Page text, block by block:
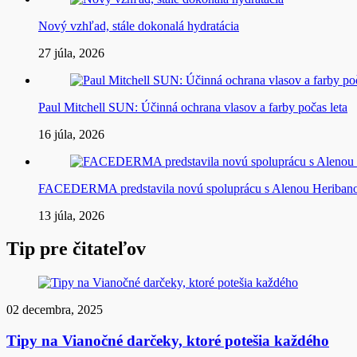
Nový vzhľad, stále dokonalá hydratácia
27 júla, 2026
Paul Mitchell SUN: Účinná ochrana vlasov a farby počas leta
16 júla, 2026
FACEDERMA predstavila novú spoluprácu s Alenou
13 júla, 2026
Tip pre čitateľov
02 decembra, 2025
Tipy na Vianočné darčeky, ktoré potešia každého